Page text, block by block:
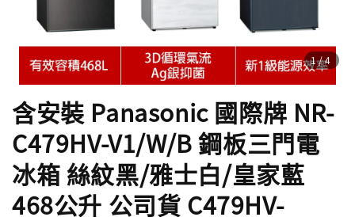
1/4
含安裝 Panasonic 國際牌 NR-
C479HV-V1/W/B 鋼板三門電
冰箱 絲紋黑/雅士白/皇家藍
468公升 公司貨 C479HV-